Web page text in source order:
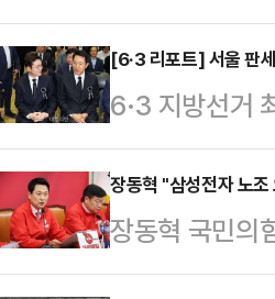
이익을 적자
으로 나타났다
하고 있지만,
구가 협상 결
전자 노사는
갔지만 끝내
간 총파업에
[6·3 리포트] 서울 판
6·3 지방선거
나온다. '대세
당초 관측이
과거 논란이
는 것이다. 다
장동혁 "삼성전자 노
장동혁 국민의
"노조의 요구